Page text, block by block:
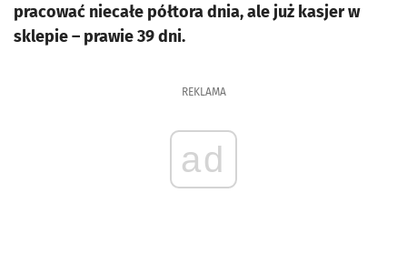
pracować niecałe półtora dnia, ale już kasjer w
sklepie – prawie 39 dni.
REKLAMA
ad